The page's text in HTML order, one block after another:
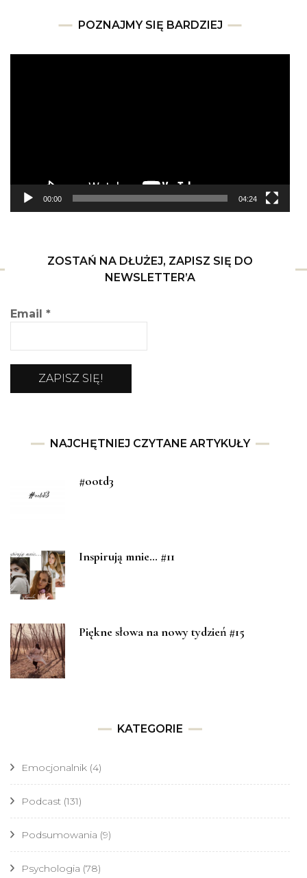
POZNAJMY SIĘ BARDZIEJ
00:00 04:24
ZOSTAŃ NA DŁUŻEJ, ZAPISZ SIĘ DO
NEWSLETTER’A
Email *
NAJCHĘTNIEJ CZYTANE ARTYKUŁY
#ootd3
Inspirują mnie… #11
Piękne słowa na nowy tydzień #15
KATEGORIE
Emocjonalnik (4)
Podcast (131)
Podsumowania (9)
Psychologia (78)